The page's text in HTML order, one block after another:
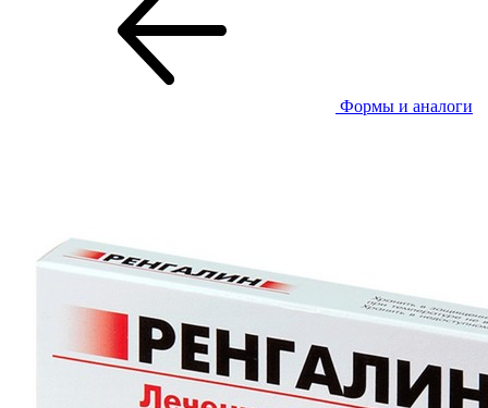
Формы и аналоги